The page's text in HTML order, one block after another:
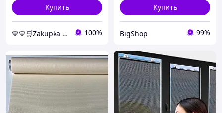
Купить
💙💛🛒Zakupka - магазин для удобных покупок, с быстрой доставкой по Украине🎁％🚚 ⤵ 100%
Купить
BigShop 99%